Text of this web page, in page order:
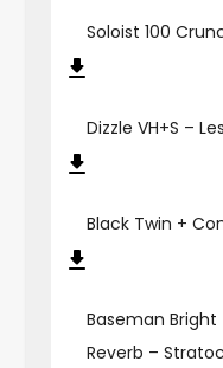
Soloist 100
Dizzle VH+S –
Black Twin +
Baseman Bright
Reverb –